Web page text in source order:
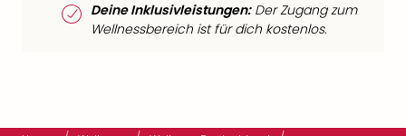
Deine Inklusivleistungen:Der Zugang zum
Wellnessbereich ist für dich kostenlos.